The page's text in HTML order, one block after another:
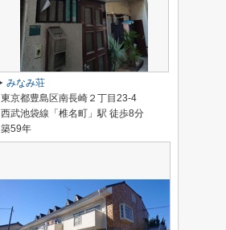
みなみ荘
東京都豊島区南長崎２丁目23-4
西武池袋線「椎名町」駅 徒歩8分
築59年